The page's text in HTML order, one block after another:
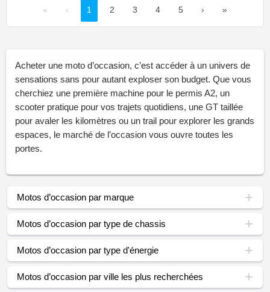
« ‹ 1 2 3 4 5 › »
Acheter une moto d’occasion, c’est accéder à un univers de
sensations sans pour autant exploser son budget. Que vous
cherchiez une première machine pour le permis A2, un
scooter pratique pour vos trajets quotidiens, une GT taillée
pour avaler les kilomètres ou un trail pour explorer les grands
espaces, le marché de l’occasion vous ouvre toutes les
portes.
Motos d’occasion par marque
Motos d’occasion par type de chassis
Motos d’occasion par type d'énergie
Motos d’occasion par ville les plus recherchées